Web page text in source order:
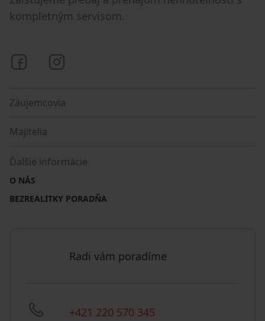
kompletným servisom.
Bezrealitky na Facebooku
Záujemcovia
Majitelia
Ďalšie informácie
O NÁS
BEZREALITKY PORADŇA
Radi vám poradíme
+421 220 570 345